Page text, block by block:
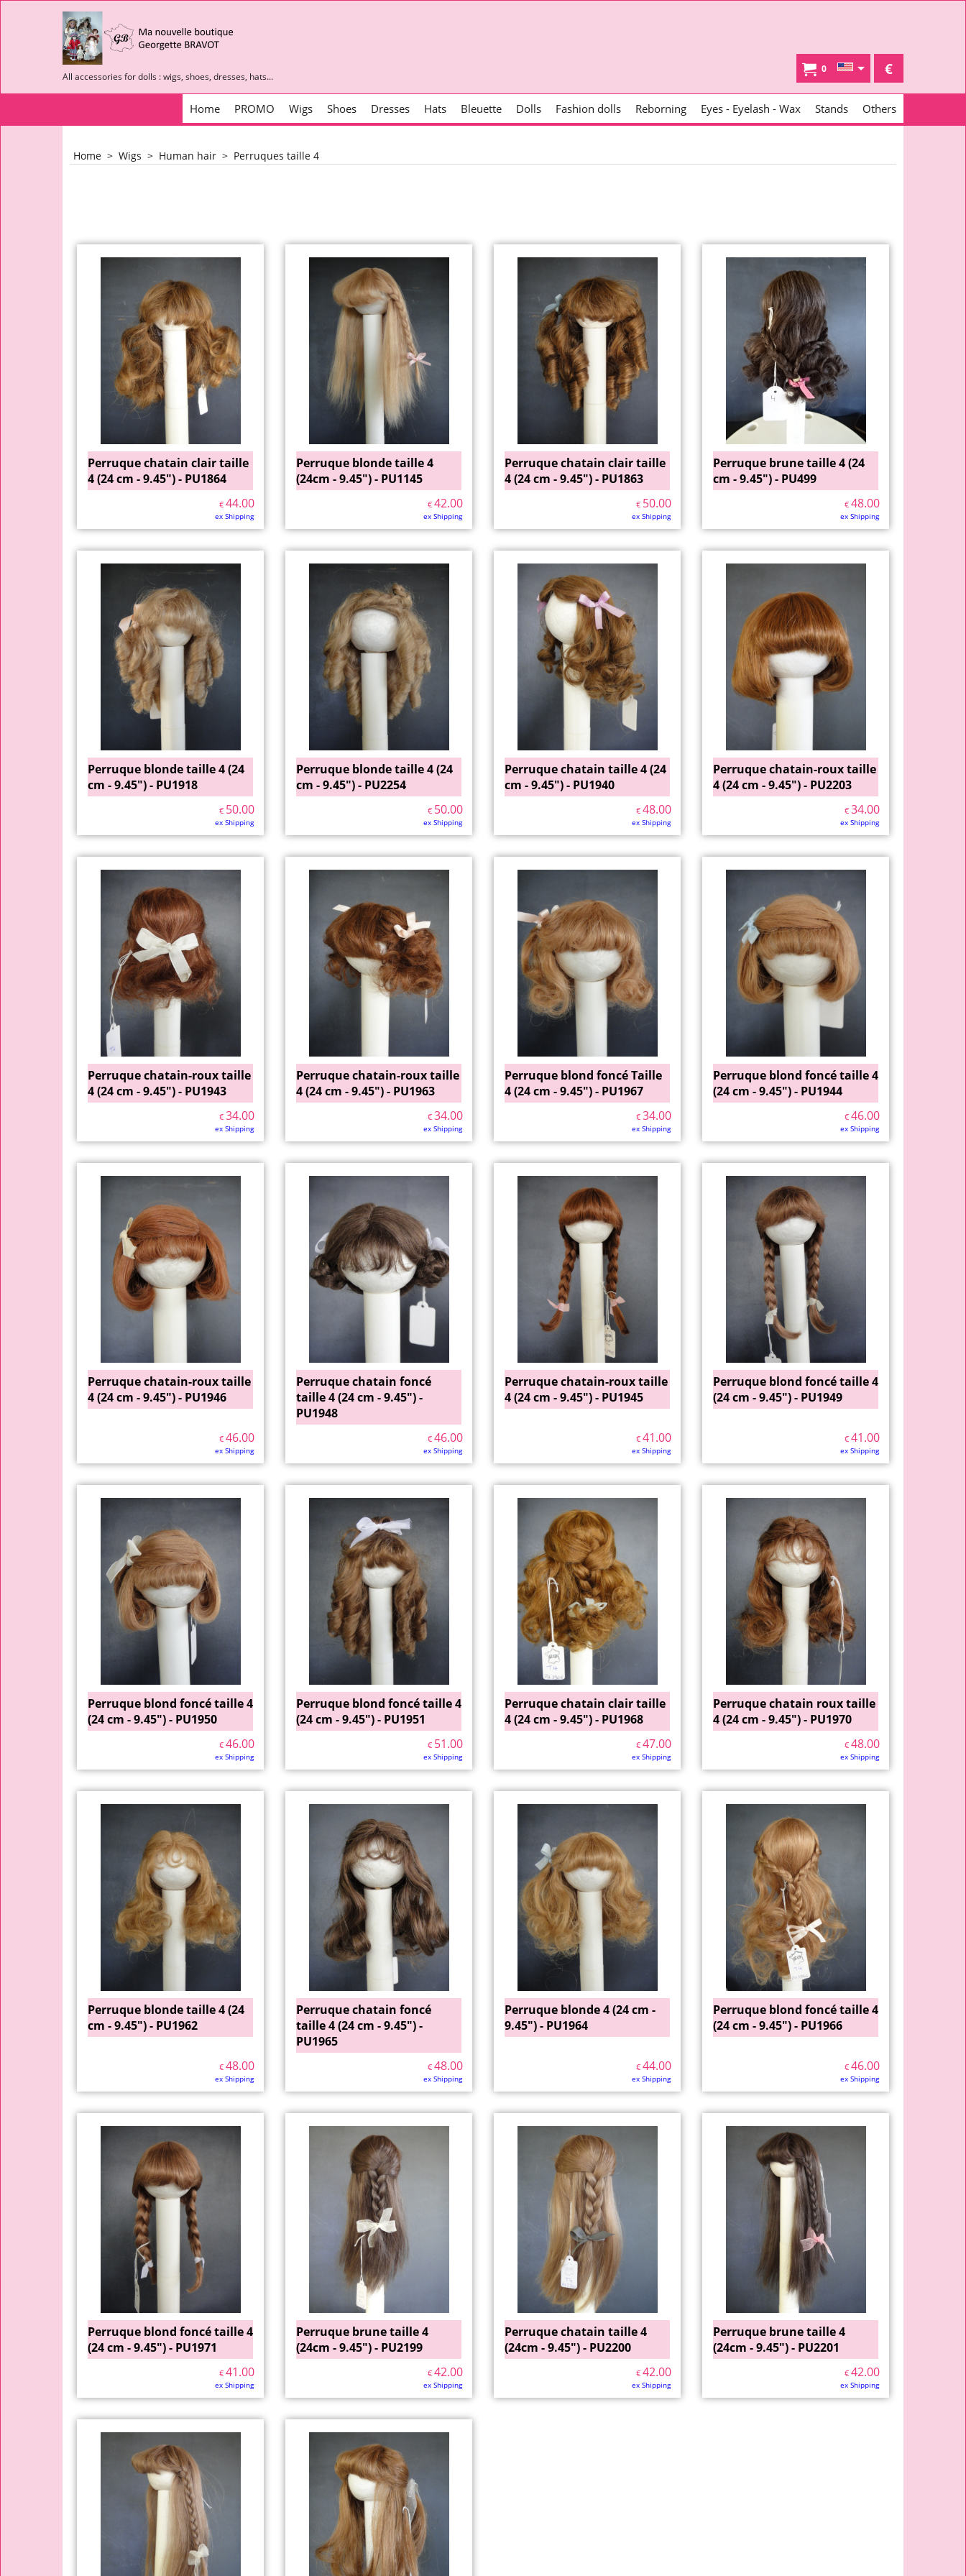
All accessories for dolls : wigs, shoes, dresses, hats...
0 €
Home PROMO Wigs Shoes Dresses Hats Bleuette Dolls Fashion dolls Reborning Eyes - Eyelash - Wax Stands Others
Home > Wigs > Human hair > Perruques taille 4
Perruque chatain clair taille
4 (24 cm - 9.45") - PU1864
€ 44.00
ex Shipping
Perruque blonde taille 4
(24cm - 9.45") - PU1145
€ 42.00
ex Shipping
Perruque chatain clair taille
4 (24 cm - 9.45") - PU1863
€ 50.00
ex Shipping
Perruque brune taille 4 (24
cm - 9.45") - PU499
€ 48.00
ex Shipping
Perruque blonde taille 4 (24
cm - 9.45") - PU1918
€ 50.00
ex Shipping
Perruque blonde taille 4 (24
cm - 9.45") - PU2254
€ 50.00
ex Shipping
Perruque chatain taille 4 (24
cm - 9.45") - PU1940
€ 48.00
ex Shipping
Perruque chatain-roux taille
4 (24 cm - 9.45") - PU2203
€ 34.00
ex Shipping
Perruque chatain-roux taille
4 (24 cm - 9.45") - PU1943
€ 34.00
ex Shipping
Perruque chatain-roux taille
4 (24 cm - 9.45") - PU1963
€ 34.00
ex Shipping
Perruque blond foncé Taille
4 (24 cm - 9.45") - PU1967
€ 34.00
ex Shipping
Perruque blond foncé taille 4
(24 cm - 9.45") - PU1944
€ 46.00
ex Shipping
Perruque chatain-roux taille
4 (24 cm - 9.45") - PU1946
€ 46.00
ex Shipping
Perruque chatain foncé
taille 4 (24 cm - 9.45") -
PU1948
€ 46.00
ex Shipping
Perruque chatain-roux taille
4 (24 cm - 9.45") - PU1945
€ 41.00
ex Shipping
Perruque blond foncé taille 4
(24 cm - 9.45") - PU1949
€ 41.00
ex Shipping
Perruque blond foncé taille 4
(24 cm - 9.45") - PU1950
€ 46.00
ex Shipping
Perruque blond foncé taille 4
(24 cm - 9.45") - PU1951
€ 51.00
ex Shipping
Perruque chatain clair taille
4 (24 cm - 9.45") - PU1968
€ 47.00
ex Shipping
Perruque chatain roux taille
4 (24 cm - 9.45") - PU1970
€ 48.00
ex Shipping
Perruque blonde taille 4 (24
cm - 9.45") - PU1962
€ 48.00
ex Shipping
Perruque chatain foncé
taille 4 (24 cm - 9.45") -
PU1965
€ 48.00
ex Shipping
Perruque blonde 4 (24 cm -
9.45") - PU1964
€ 44.00
ex Shipping
Perruque blond foncé taille 4
(24 cm - 9.45") - PU1966
€ 46.00
ex Shipping
Perruque blond foncé taille 4
(24 cm - 9.45") - PU1971
€ 41.00
ex Shipping
Perruque brune taille 4
(24cm - 9.45") - PU2199
€ 42.00
ex Shipping
Perruque chatain taille 4
(24cm - 9.45") - PU2200
€ 42.00
ex Shipping
Perruque brune taille 4
(24cm - 9.45") - PU2201
€ 42.00
ex Shipping